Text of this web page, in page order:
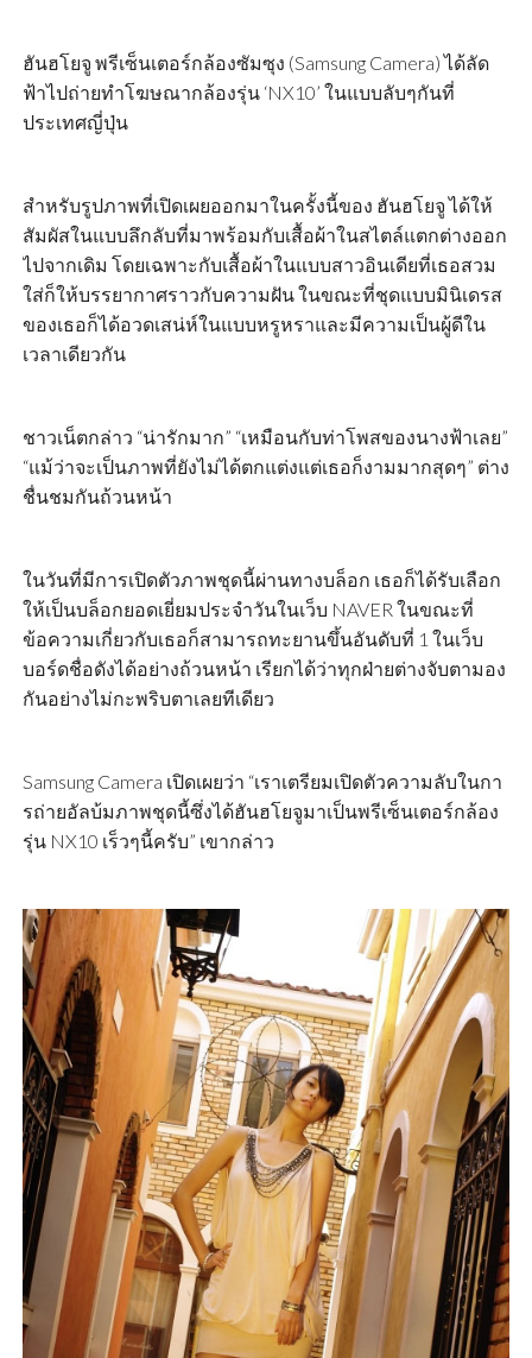
ฮันฮโยจู พรีเซ็นเตอร์กล้องซัมซุง (Samsung Camera) ได้ลัด
ฟ้าไปถ่ายทำโฆษณากล้องรุ่น ‘NX10’ ในแบบลับๆกันที่
ประเทศญี่ปุ่น
สำหรับรูปภาพที่เปิดเผยออกมาในครั้งนี้ของ ฮันฮโยจู ได้ให้
สัมผัสในแบบลึกลับที่มาพร้อมกับเสื้อผ้าในสไตล์แตกต่างออก
ไปจากเดิม โดยเฉพาะกับเสื้อผ้าในแบบสาวอินเดียที่เธอสวม
ใส่ก็ให้บรรยากาศราวกับความฝัน ในขณะที่ชุดแบบมินิเดรส
ของเธอก็ได้อวดเสน่ห์ในแบบหรูหราและมีความเป็นผู้ดีใน
เวลาเดียวกัน
ชาวเน็ตกล่าว “น่ารักมาก” “เหมือนกับท่าโพสของนางฟ้าเลย”
“แม้ว่าจะเป็นภาพที่ยังไม่ได้ตกแต่งแต่เธอก็งามมากสุดๆ” ต่าง
ชื่นชมกันถ้วนหน้า
ในวันที่มีการเปิดตัวภาพชุดนี้ผ่านทางบล็อก เธอก็ได้รับเลือก
ให้เป็นบล็อกยอดเยี่ยมประจำวันในเว็บ NAVER ในขณะที่
ข้อความเกี่ยวกับเธอก็สามารถทะยานขึ้นอันดับที่ 1 ในเว็บ
บอร์ดชื่อดังได้อย่างถ้วนหน้า เรียกได้ว่าทุกฝ่ายต่างจับตามอง
กันอย่างไม่กะพริบตาเลยทีเดียว
Samsung Camera เปิดเผยว่า “เราเตรียมเปิดตัวความลับในกา
รถ่ายอัลบ้มภาพชุดนี้ซึ่งได้ฮันฮโยจูมาเป็นพรีเซ็นเตอร์กล้อง
รุ่น NX10 เร็วๆนี้ครับ” เขากล่าว